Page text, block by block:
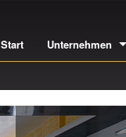
Start Unternehmen